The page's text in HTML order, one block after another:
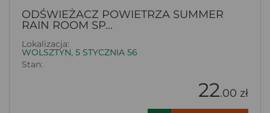
ODŚWIEŻACZ POWIETRZA SUMMER
RAIN ROOM SP...
Lokalizacja:
WOLSZTYN, 5 STYCZNIA 56
Stan:
22.00 zł